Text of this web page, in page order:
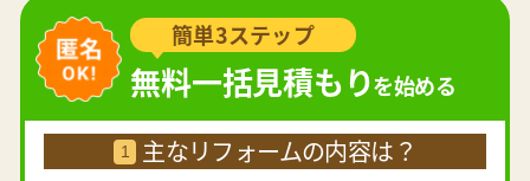
簡単3ステップ
無料一括見積もりを始める
1 主なリフォームの内容は？